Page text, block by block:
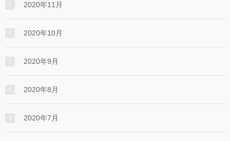
2020年11月
2020年10月
2020年9月
2020年8月
2020年7月